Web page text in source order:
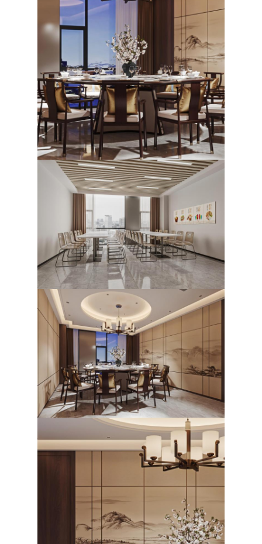
হোটেল আসবাবপত্র
ভিলা আসবাবপত্র
অ্যাপার্টমেন্টের আসবাবপত্র
বাণিজ্যিক ক্লাবের আসবাবপত্র
ডাইনিং রুমের আসবাবপত্র
অফিস আসবাব
আসবাবপত্র
সজ্জিত আসবাবপত্র